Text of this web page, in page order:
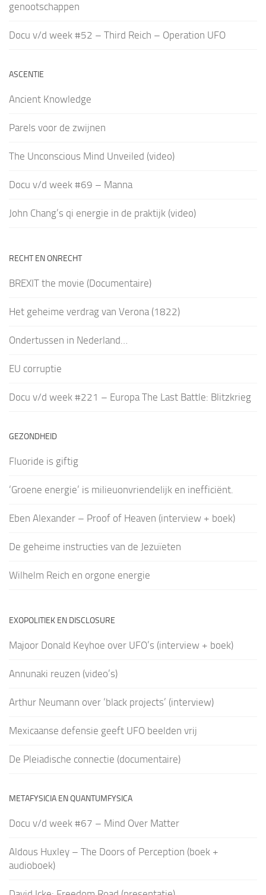
genootschappen
Docu v/d week #52 – Third Reich – Operation UFO
ASCENTIE
Ancient Knowledge
Parels voor de zwijnen
The Unconscious Mind Unveiled (video)
Docu v/d week #69 – Manna
John Chang’s qi energie in de praktijk (video)
RECHT EN ONRECHT
BREXIT the movie (Documentaire)
Het geheime verdrag van Verona (1822)
Ondertussen in Nederland…
EU corruptie
Docu v/d week #221 – Europa The Last Battle: Blitzkrieg
GEZONDHEID
Fluoride is giftig
‘Groene energie’ is milieuonvriendelijk en inefficiënt.
Eben Alexander – Proof of Heaven (interview + boek)
De geheime instructies van de Jezuïeten
Wilhelm Reich en orgone energie
EXOPOLITIEK EN DISCLOSURE
Majoor Donald Keyhoe over UFO’s (interview + boek)
Annunaki reuzen (video’s)
Arthur Neumann over ‘black projects’ (interview)
Mexicaanse defensie geeft UFO beelden vrij
De Pleiadische connectie (documentaire)
METAFYSICIA EN QUANTUMFYSICA
Docu v/d week #67 – Mind Over Matter
Aldous Huxley – The Doors of Perception (boek +
audioboek)